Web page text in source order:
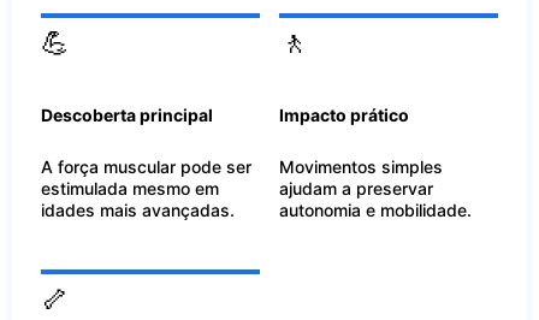
💪
Descoberta principal
A força muscular pode ser
estimulada mesmo em
idades mais avançadas.
🚶
Impacto prático
Movimentos simples
ajudam a preservar
autonomia e mobilidade.
🦴